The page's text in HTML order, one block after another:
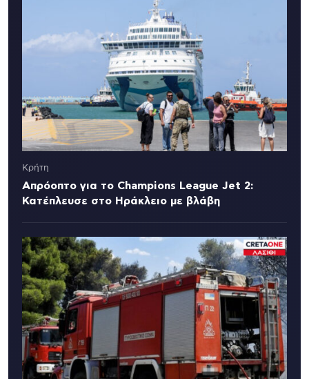
Κρήτη
Απρόοπτο για το Champions League Jet 2:
Κατέπλευσε στο Ηράκλειο με βλάβη